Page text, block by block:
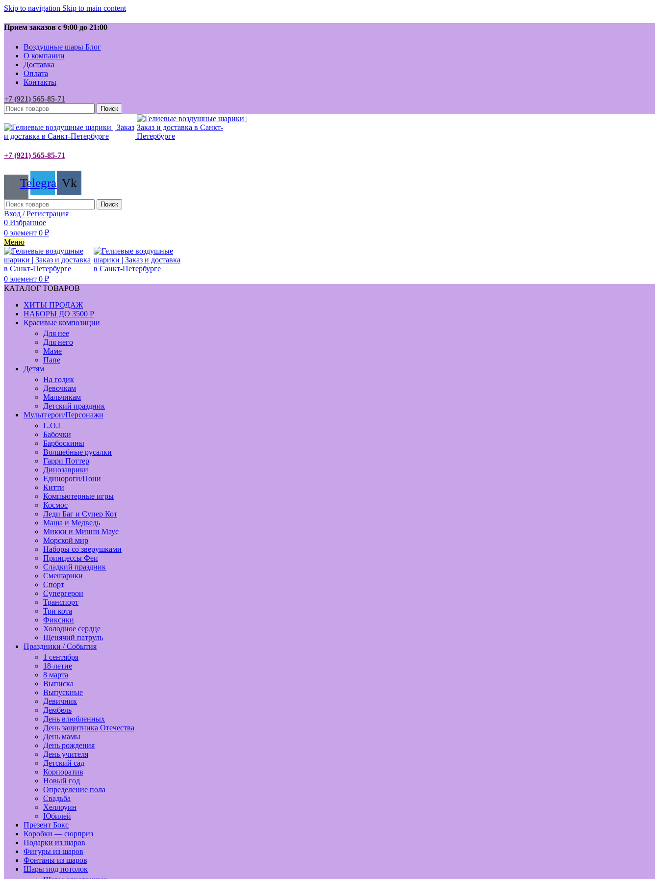
Skip to navigation Skip to main content
Прием заказов с 9:00 до 21:00
Воздушные шары Блог
О компании
Доставка
Оплата
Контакты
+7 (921) 565-85-71
Поиск
+7 (921) 565-85-71
TelegramVk
Поиск
Вход / Регистрация
0 Избранное
0 элемент 0 ₽
Меню
0 элемент 0 ₽
КАТАЛОГ ТОВАРОВ
ХИТЫ ПРОДАЖ
НАБОРЫ ДО 3500 Р
Красивые композиции
Для нее
Для него
Маме
Папе
Детям
На годик
Девочкам
Мальчикам
Детский праздник
Мультгерои/Персонажи
L.O.L
Бабочки
Барбоскины
Волшебные русалки
Гарри Поттер
Динозаврики
Единороги/Пони
Китти
Компьютерные игры
Космос
Леди Баг и Супер Кот
Маша и Медведь
Микки и Минни Маус
Морской мир
Наборы со зверушками
Принцессы Феи
Сладкий праздник
Смешарики
Спорт
Супергерои
Транспорт
Три кота
Фиксики
Холодное сердце
Щенячий патруль
Праздники / События
1 сентября
18-летие
8 марта
Выписка
Выпускные
Девичник
Дембель
День влюбленных
День защитника Отечества
День мамы
День рождения
День учителя
Детский сад
Корпоратив
Новый год
Определение пола
Свадьба
Хеллоуин
Юбилей
Презент Бокс
Коробки — сюрприз
Подарки из шаров
Фигуры из шаров
Фонтаны из шаров
Шары под потолок